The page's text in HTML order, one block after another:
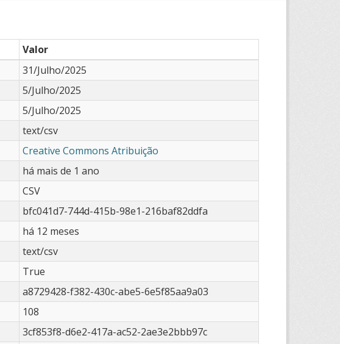
Valor
31/Julho/2025
5/Julho/2025
5/Julho/2025
text/csv
Creative Commons Atribuição
há mais de 1 ano
CSV
bfc041d7-744d-415b-98e1-216baf82ddfa
há 12 meses
text/csv
True
a8729428-f382-430c-abe5-6e5f85aa9a03
108
3cf853f8-d6e2-417a-ac52-2ae3e2bbb97c